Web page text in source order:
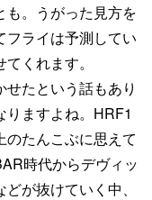
も。うがった見方を
フライは予測してい
くれます。
たという話もあり
りますよね。HRF1
たんこぶに思えて
時代からデヴィッ
が抜けていく中、